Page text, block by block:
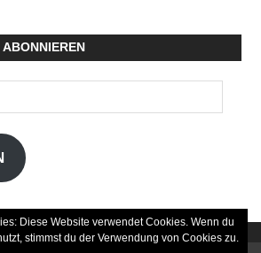
Diese Website verwendet Cookies. Wenn du
stimmst du der Verwendung von Cookies zu.